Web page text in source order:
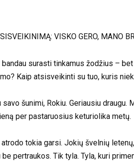
VISKO GERO, MANO
surasti tinkamus žodžius –
Kaip atsisveikinti su tuo, kuris
šunimi, Rokiu. Geriausiu
per pastaruosius keturiolika metų.
atrodo tokia garsi. Jokių švelnių
pertraukos. Tik tyla. Tyla, kuri